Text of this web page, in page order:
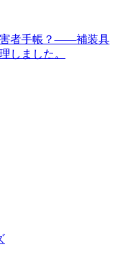
害者手帳？――補装具
しました。